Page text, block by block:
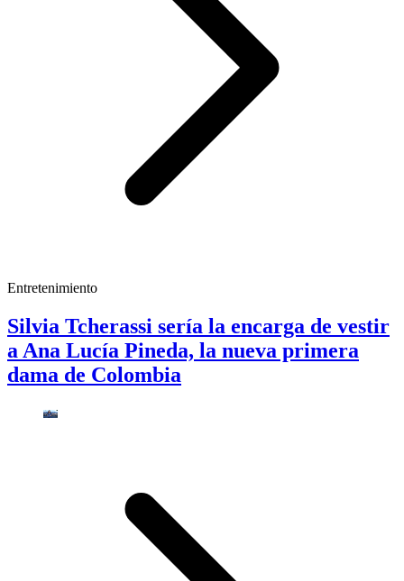
Entretenimiento
Silvia Tcherassi sería la encarga de vestir
a Ana Lucía Pineda, la nueva primera
dama de Colombia